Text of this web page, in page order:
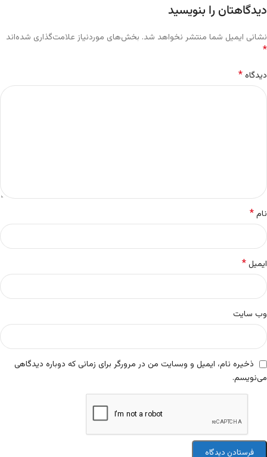
دیدگاهتان را بنویسید
نشانی ایمیل شما منتشر نخواهد شد. بخش‌های موردنیاز علامت‌گذاری شده‌اند
*
دیدگاه*
نام*
ایمیل*
وب‌ سایت
ذخیره نام، ایمیل و وبسایت من در مرورگر برای زمانی که دوباره دیدگاهی
می‌نویسم.